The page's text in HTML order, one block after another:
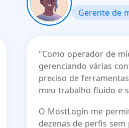
Gerente de
"Como operador de
gerenciando várias
preciso de
meu trabalho fluido e
O MostLogin me
dezenas de perfis